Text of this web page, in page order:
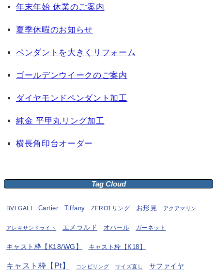
年末年始 休業のご案内
夏季休暇のお知らせ
ペンダントを大きくリフォーム
ゴールデンウイークのご案内
ダイヤモンドペンダント加工
純金 平甲丸リング加工
横長角印台オーダー
Tag Cloud
BVLGALI Cartier Tiffany ZERO1リング お形見 アクアマリン
アレキサンドライト エメラルド オパール ガーネット
キャスト枠【K18/WG】 キャスト枠【K18】
キャスト枠【Pt】 コンビリング サイズ直し サファイヤ